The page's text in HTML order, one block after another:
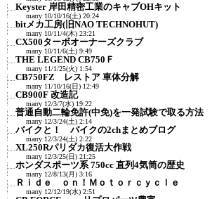
Keyster 岸田精密工業のキャブOHキット
marry 10/10/16(土) 20:24
bitメカ工房(旧NAO TECHNOHUT)
marry 10/11/4(木) 23:21
CX500ターボオーナーズクラブ
marry 10/11/6(土) 9:49
THE LEGEND CB750Ｆ
marry 11/1/25(火) 1:54
CB750FZ レストア 車体分解
marry 11/10/16(日) 12:49
CB900F 改造記
marry 12/3/7(水) 19:22
普通自動二輪免許(中免)を一発試験で取る方法
marry 12/3/24(土) 2:14
バイクと！ バイクの2chまとめブログ
marry 12/3/24(土) 2:22
XL250Rパリダカ復活大作戦
marry 12/3/25(日) 21:25
ホンダスポーツ系 750cc 直列4気筒の歴史
marry 12/8/13(月) 3:16
Ｒｉｄｅ ｏｎ！Ｍｏｔｏｒｃｙｃｌｅ
marry 12/12/19(水) 2:51